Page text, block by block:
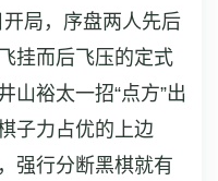
局，序盘两人先后
挂而后飞压的定式
山裕太一招“点方”出
子力占优的上边
强行分断黑棋就有